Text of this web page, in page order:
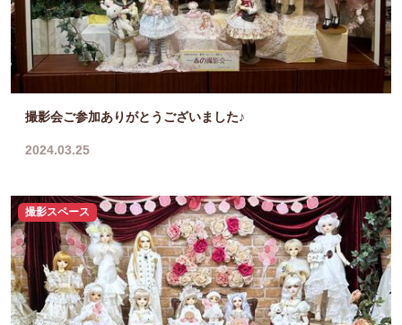
撮影会ご参加ありがとうございました♪
2024.03.25
撮影スペース